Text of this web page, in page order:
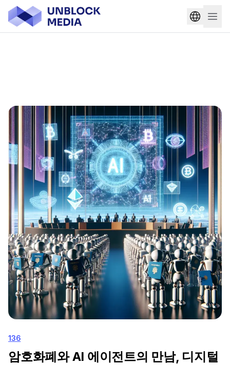
136
암호화폐와 AI 에이전트의 만남, 디지털